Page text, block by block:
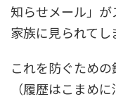
知らせメール」
家族に見られてし
これを防ぐため
（履歴はこまめ